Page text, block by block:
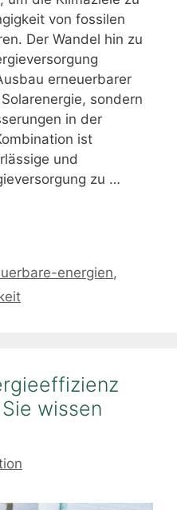
von fossilen
Der Wandel hin zu
erneuerbarer
sondern
in der
ist
und
zu …
energien,
wissen